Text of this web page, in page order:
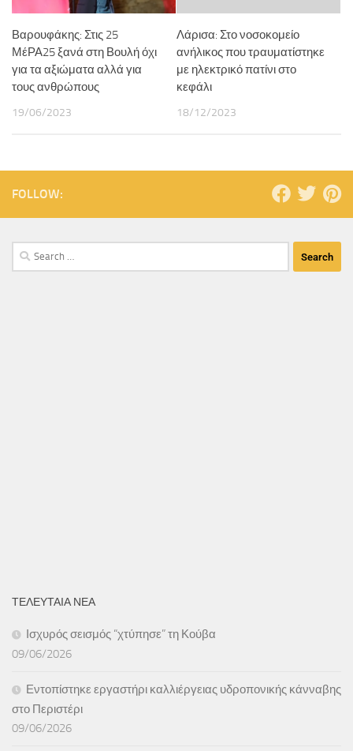
Βαρουφάκης: Στις 25
ΜέΡΑ25 ξανά στη Βουλή όχι
για τα αξιώματα αλλά για
τους ανθρώπους
19/06/2023
Λάρισα: Στο νοσοκομείο
ανήλικος που τραυματίστηκε
με ηλεκτρικό πατίνι στο
κεφάλι
18/12/2023
FOLLOW:
ΤΕΛΕΥΤΑΙΑ ΝΕΑ
Ισχυρός σεισμός “χτύπησε” τη Κούβα
09/06/2026
Εντοπίστηκε εργαστήρι καλλιέργειας υδροπονικής κάνναβης
στο Περιστέρι
09/06/2026